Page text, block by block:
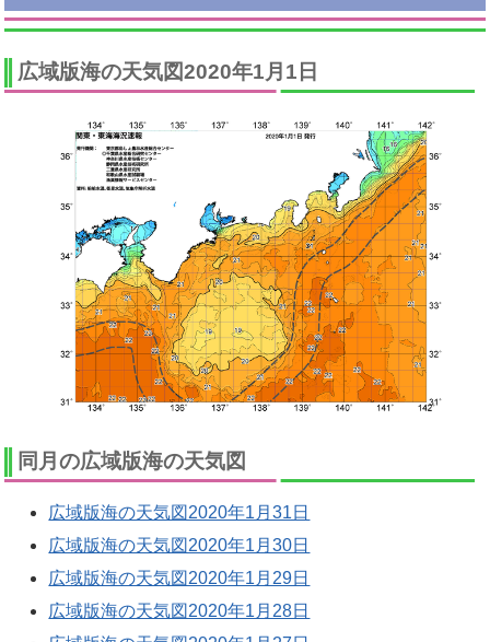
広域版海の天気図2020年1月1日
同月の広域版海の天気図
広域版海の天気図2020年1月31日
広域版海の天気図2020年1月30日
広域版海の天気図2020年1月29日
広域版海の天気図2020年1月28日